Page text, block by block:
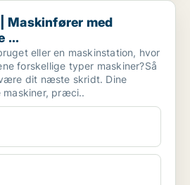
med erfaring i mindre ...
| Maskinfører med
...
eller en maskinstation, hvor
forskellige typer maskiner?Så
dit næste skridt. Dine
maskiner, præci..